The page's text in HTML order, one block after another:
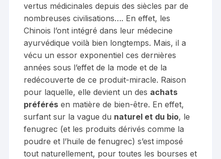
vertus médicinales depuis des siècles par de
nombreuses civilisations…. En effet, les
Chinois l’ont intégré dans leur médecine
ayurvédique voilà bien longtemps. Mais, il a
vécu un essor exponentiel ces dernières
années sous l’effet de la mode et de la
redécouverte de ce produit-miracle. Raison
pour laquelle, elle devient un des achats
préférés en matière de bien-être. En effet,
surfant sur la vague du naturel et du bio, le
fenugrec (et les produits dérivés comme la
poudre et l’huile de fenugrec) s’est imposé
tout naturellement, pour toutes les bourses et